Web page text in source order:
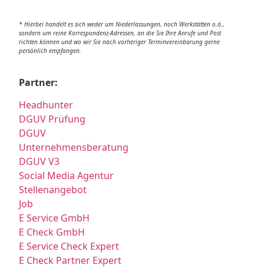
* Hierbei handelt es sich weder um Niederlassungen, noch Werkstätten o.ä.,
sondern um reine Korrespondenz-Adressen, an die Sie Ihre Anrufe und Post
richten können und wo wir Sie nach vorheriger Terminvereinbarung gerne
persönlich empfangen.
Partner:
Headhunter
DGUV Prüfung
DGUV
Unternehmensberatung
DGUV V3
Social Media Agentur
Stellenangebot
Job
E Service GmbH
E Check GmbH
E Service Check Expert
E Check Partner Expert